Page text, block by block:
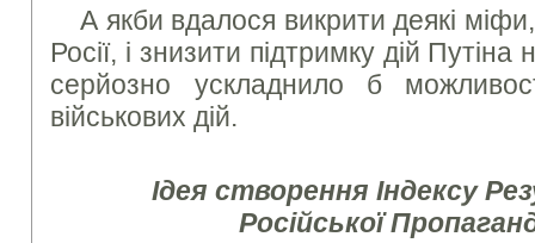
А якби вдалося викрити деякі
Росії, і знизити підтримку дій
серйозно ускладнило б
військових дій.
Ідея створення Індексу
Російської